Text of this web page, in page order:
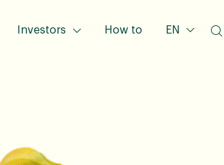
Investors How to EN